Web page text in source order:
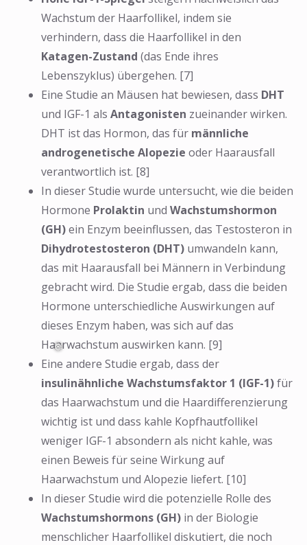
Wachstum der Haarfollikel, indem sie
verhindern, dass die Haarfollikel in den
Katagen-Zustand (das Ende ihres
Lebenszyklus) übergehen. [7]
Eine Studie an Mäusen hat bewiesen, dass DHT
und IGF-1 als Antagonisten zueinander wirken.
DHT ist das Hormon, das für männliche
androgenetische Alopezie oder Haarausfall
verantwortlich ist. [8]
In dieser Studie wurde untersucht, wie die beiden
Hormone Prolaktin und Wachstumshormon
(GH)ein Enzym beeinflussen, das Testosteron in
Dihydrotestosteron (DHT) umwandeln kann,
das mit Haarausfall bei Männern in Verbindung
gebracht wird. Die Studie ergab, dass die beiden
Hormone unterschiedliche Auswirkungen auf
dieses Enzym haben, was sich auf das
Haarwachstum auswirken kann. [9]
Eine andere Studie ergab, dass der
insulinähnliche Wachstumsfaktor 1 (IGF-1)für
das Haarwachstum und die Haardifferenzierung
wichtig ist und dass kahle Kopfhautfollikel
weniger IGF-1 absondern als nicht kahle, was
einen Beweis für seine Wirkung auf
Haarwachstum und Alopezie liefert. [10]
In dieser Studie wird die potenzielle Rolle des
Wachstumshormons (GH) in der Biologie
menschlicher Haarfollikel diskutiert, die noch
❅